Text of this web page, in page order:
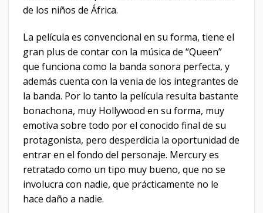
de los niños de África.
La película es convencional en su forma, tiene el
gran plus de contar con la música de “Queen”
que funciona como la banda sonora perfecta, y
además cuenta con la venia de los integrantes de
la banda. Por lo tanto la película resulta bastante
bonachona, muy Hollywood en su forma, muy
emotiva sobre todo por el conocido final de su
protagonista, pero desperdicia la oportunidad de
entrar en el fondo del personaje. Mercury es
retratado como un tipo muy bueno, que no se
involucra con nadie, que prácticamente no le
hace daño a nadie.